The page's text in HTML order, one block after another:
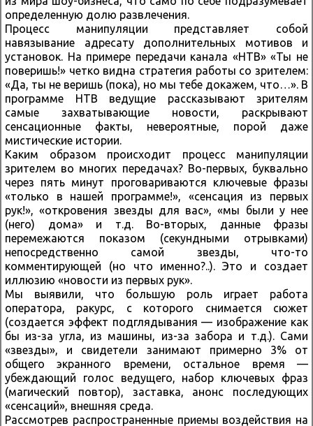
определенную долю развлечения.
Процесс манипуляции представляет собой
навязывание адресату дополнительных мотивов и
установок. На примере передачи канала «НТВ» «Ты не
поверишь!» четко видна стратегия работы со зрителем:
«Да, ты не веришь (пока), но мы тебе докажем, что…». В
программе НТВ ведущие рассказывают зрителям
самые захватывающие новости, раскрывают
сенсационные факты, невероятные, порой даже
мистические истории.
Каким образом происходит процесс манипуляции
зрителем во многих передачах? Во-первых, буквально
через пять минут проговариваются ключевые фразы
«только в нашей программе!», «сенсация из первых
рук!», «откровения звезды для вас», «мы были у нее
(него) дома» и т.д. Во-вторых, данные фразы
перемежаются показом (секундными отрывками)
непосредственно самой звезды, что-то
комментирующей (но что именно?..). Это и создает
иллюзию «новости из первых рук».
Мы выявили, что большую роль играет работа
оператора, ракурс, с которого снимается сюжет
(создается эффект подглядывания — изображение как
бы из-за угла, из машины, из-за забора и т.д.). Сами
«звезды», и свидетели занимают примерно 3% от
общего экранного времени, остальное время —
убеждающий голос ведущего, набор ключевых фраз
(магический повтор), заставка, анонс последующих
«сенсаций», внешняя среда.
Рассмотрев распространенные приемы воздействия на